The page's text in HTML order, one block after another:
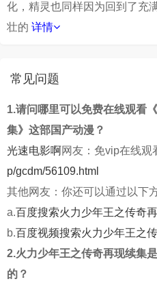
化，精灵也同样因为回到了充
壮的 详情
常见问题
1.请问哪里可以免费在线观看
集》这部国产动漫？
光速电影啊网友：免vip在线观
p/gcdm/56109.html
其他网友：你还可以通过以下
a.百度搜索火力少年王之传奇
b.百度视频搜索火力少年王之
2.火力少年王之传奇再现续集
的？